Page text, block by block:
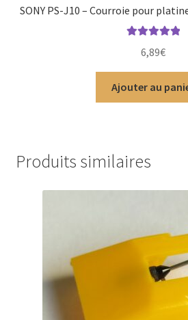
SONY PS-J10 – Courroie pour
6,89€
Ajouter au
Produits similaires